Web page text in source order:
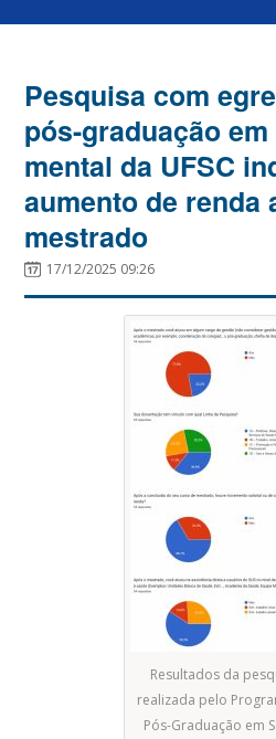
Pesquisa com
pós-graduação
mental da UFSC
aumento de renda
mestrado
17/12/2025 09:26
Resultados da
realizada pelo
Pós-Graduação em